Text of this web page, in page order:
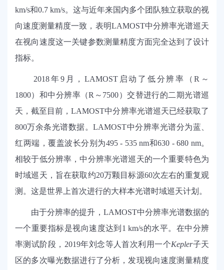
km/s和0.7 km/s。这与近年来国内多个团队独立获取的视
向速度测量精度一致，表明LAMOST中分辨率光谱巡天
在视向速度这一关键参数测量精度方面完全达到了设计
指标。
2018年9月 ， LAMOST启动了低分辨率（R ～
1800）和中分辨率（R ～ 7500）交替进行的二期光谱巡
天，截至目前，LAMOST中分辨率光谱巡天已经获取了
800万余条光谱数据。LAMOST中分辨率光谱分为蓝、
红两端，覆盖波长分别为495 - 535 nm和630 - 680 nm。
相较于低分辨率，中分辨率光谱巡天的一个重要特色为
时域巡天，旨在获取约20万颗目标源60次左右的重复观
测。这是世界上首次进行的大样本光谱时域巡天计划。
由于分辨率的提升， LAMOST中分辨率光谱数据的
一个重要指标是视向速度达到 1 km/s的水平。在中分辨
率测试阶段， 2019年刘念等人首次利用一个Kepler子天
区的多次曝光数据进行了分析，发现视向速度测量精度